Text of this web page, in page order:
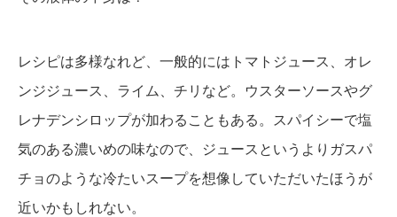
レシピは多様なれど、一般的にはトマトジュース、オレ
ンジジュース、ライム、チリなど。ウスターソースやグ
レナデンシロップが加わることもある。スパイシーで塩
気のある濃いめの味なので、ジュースというよりガスパ
チョのような冷たいスープを想像していただいたほうが
近いかもしれない。